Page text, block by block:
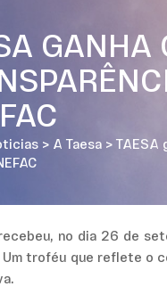
GANHA
> A Taesa > TAESA
no dia 26 de
troféu que reflete o